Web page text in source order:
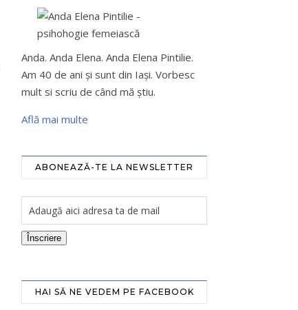
Anda. Anda Elena. Anda Elena Pintilie.
Am 40 de ani şi sunt din Iaşi. Vorbesc
mult si scriu de când mă ştiu.
Află mai multe
ABONEAZĂ-TE LA NEWSLETTER
Înscriere
HAI SĂ NE VEDEM PE FACEBOOK